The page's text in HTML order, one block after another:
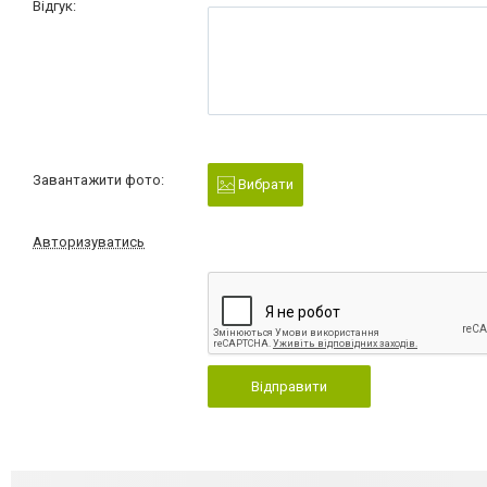
Відгук:
Завантажити фото: Вибрати
Авторизуватись
Відправити